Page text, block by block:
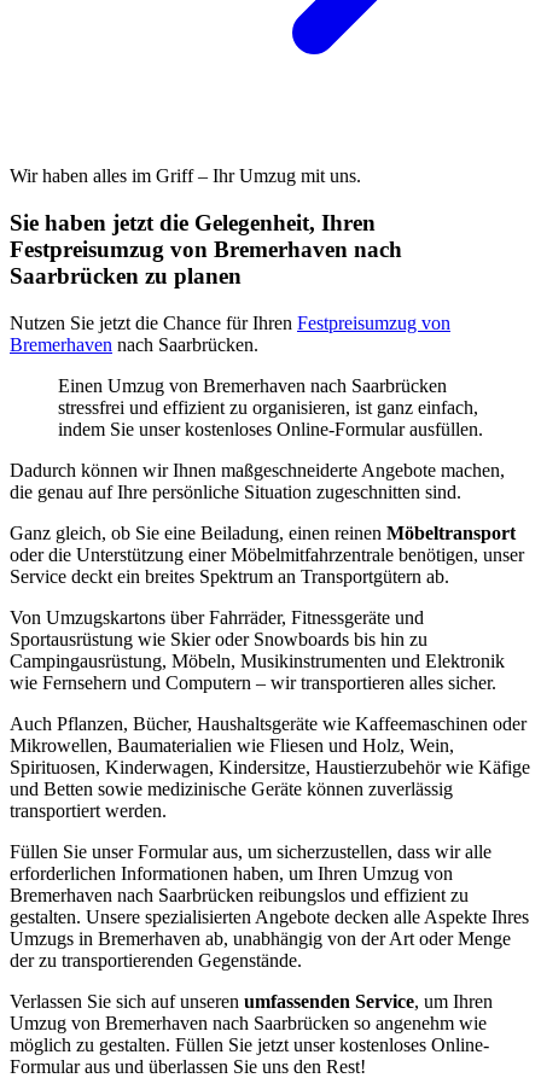
Wir haben alles im Griff – Ihr Umzug mit uns.
Sie haben jetzt die Gelegenheit, Ihren
Festpreisumzug von Bremerhaven nach
Saarbrücken zu planen
Nutzen Sie jetzt die Chance für Ihren Festpreisumzug von
Bremerhaven nach Saarbrücken.
Einen Umzug von Bremerhaven nach Saarbrücken
stressfrei und effizient zu organisieren, ist ganz einfach,
indem Sie unser kostenloses Online-Formular ausfüllen.
Dadurch können wir Ihnen maßgeschneiderte Angebote machen,
die genau auf Ihre persönliche Situation zugeschnitten sind.
Ganz gleich, ob Sie eine Beiladung, einen reinen Möbeltransport
oder die Unterstützung einer Möbelmitfahrzentrale benötigen, unser
Service deckt ein breites Spektrum an Transportgütern ab.
Von Umzugskartons über Fahrräder, Fitnessgeräte und
Sportausrüstung wie Skier oder Snowboards bis hin zu
Campingausrüstung, Möbeln, Musikinstrumenten und Elektronik
wie Fernsehern und Computern – wir transportieren alles sicher.
Auch Pflanzen, Bücher, Haushaltsgeräte wie Kaffeemaschinen oder
Mikrowellen, Baumaterialien wie Fliesen und Holz, Wein,
Spirituosen, Kinderwagen, Kindersitze, Haustierzubehör wie Käfige
und Betten sowie medizinische Geräte können zuverlässig
transportiert werden.
Füllen Sie unser Formular aus, um sicherzustellen, dass wir alle
erforderlichen Informationen haben, um Ihren Umzug von
Bremerhaven nach Saarbrücken reibungslos und effizient zu
gestalten. Unsere spezialisierten Angebote decken alle Aspekte Ihres
Umzugs in Bremerhaven ab, unabhängig von der Art oder Menge
der zu transportierenden Gegenstände.
Verlassen Sie sich auf unseren umfassenden Service, um Ihren
Umzug von Bremerhaven nach Saarbrücken so angenehm wie
möglich zu gestalten. Füllen Sie jetzt unser kostenloses Online-
Formular aus und überlassen Sie uns den Rest!